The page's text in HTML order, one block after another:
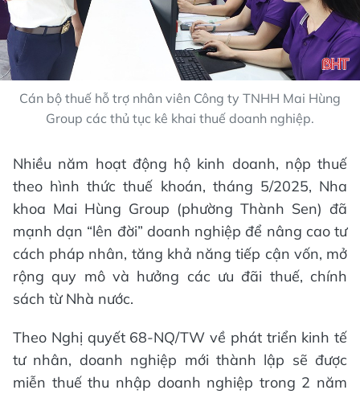
Cán bộ thuế hỗ trợ nhân viên Công ty TNHH Mai Hùng
Group các thủ tục kê khai thuế doanh nghiệp.
Nhiều năm hoạt động hộ kinh doanh, nộp thuế
theo hình thức thuế khoán, tháng 5/2025, Nha
khoa Mai Hùng Group (phường Thành Sen) đã
mạnh dạn “lên đời” doanh nghiệp để nâng cao tư
cách pháp nhân, tăng khả năng tiếp cận vốn, mở
rộng quy mô và hưởng các ưu đãi thuế, chính
sách từ Nhà nước.
Theo Nghị quyết 68-NQ/TW về phát triển kinh tế
tư nhân, doanh nghiệp mới thành lập sẽ được
miễn thuế thu nhập doanh nghiệp trong 2 năm